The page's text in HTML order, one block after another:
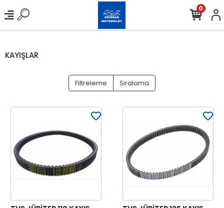
0
KAYIŞLAR
Filtreleme Sıralama